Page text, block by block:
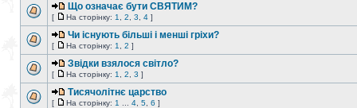
Що означає бути СВЯТИМ?
[ На сторінку: 1 2 3 4 ]
Чи існують більші і менші гріхи?
[ На сторінку: 1 2 ]
Звідки взялося світло?
[ На сторінку: 1 2 3 ]
Тисячолітнє царство
[ На сторінку: 1 4 5 6 ]